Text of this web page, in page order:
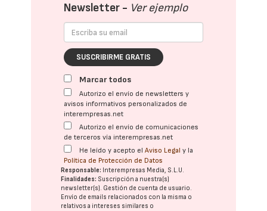
Newsletter - Ver ejemplo
SUSCRIBIRME GRATIS
Marcar todos
Autorizo el envío de newsletters y
avisos informativos personalizados de
interempresas.net
Autorizo el envío de comunicaciones
de terceros vía interempresas.net
He leído y acepto elAviso Legal y la
Política de Protección de Datos
Responsable: Interempresas Media, S.L.U.
Finalidades: Suscripción a nuestra(s)
newsletter(s). Gestión de cuenta de usuario.
Envío de emails relacionados con la misma o
relativos a intereses similares o